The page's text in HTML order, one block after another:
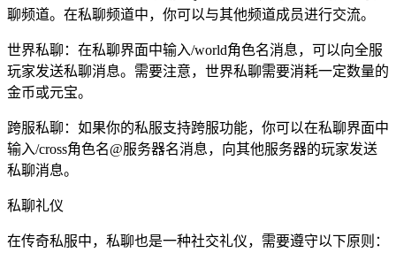
聊频道。在私聊频道中，你可以与其他频道成员进行交流。
世界私聊：在私聊界面中输入/world角色名消息，可以向全服
玩家发送私聊消息。需要注意，世界私聊需要消耗一定数量的
金币或元宝。
跨服私聊：如果你的私服支持跨服功能，你可以在私聊界面中
输入/cross角色名@服务器名消息，向其他服务器的玩家发送
私聊消息。
私聊礼仪
在传奇私服中，私聊也是一种社交礼仪，需要遵守以下原则：